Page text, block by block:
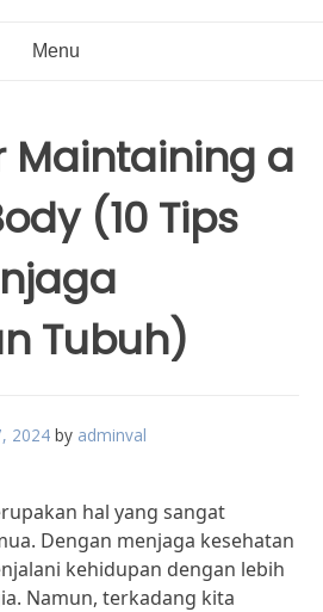
Menu
Maintaining a
(10 Tips
Tubuh)
2024 by adminval
hal yang sangat
Dengan menjaga kesehatan
kehidupan dengan lebih
Namun, terkadang kita